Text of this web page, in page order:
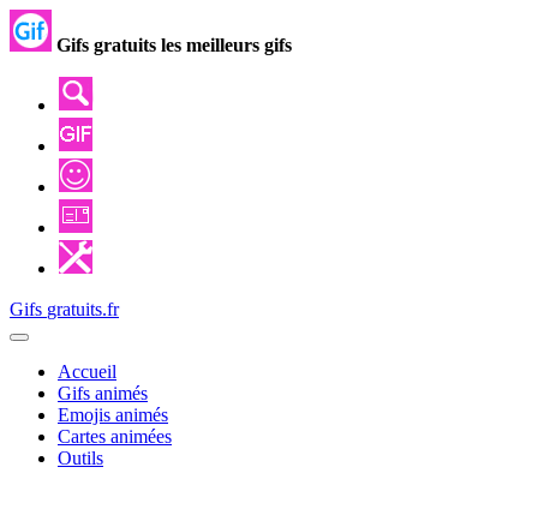
Gifs gratuits les meilleurs gifs
Gifs gratuits.fr
Accueil
Gifs animés
Emojis animés
Cartes animées
Outils